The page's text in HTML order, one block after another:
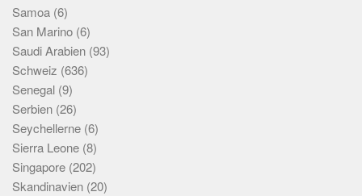
Samoa (6)
San Marino (6)
Saudi Arabien (93)
Schweiz (636)
Senegal (9)
Serbien (26)
Seychellerne (6)
Sierra Leone (8)
Singapore (202)
Skandinavien (20)